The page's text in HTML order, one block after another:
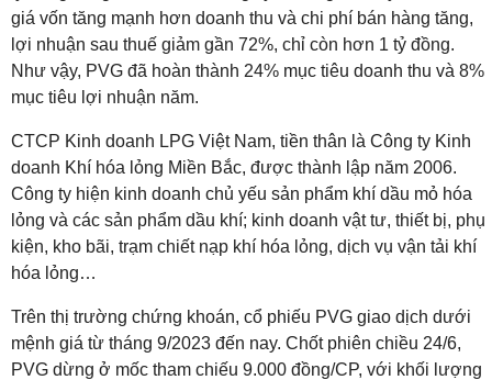
giá vốn tăng mạnh hơn doanh thu và chi phí bán hàng tăng,
lợi nhuận sau thuế giảm gần 72%, chỉ còn hơn 1 tỷ đồng.
Như vậy, PVG đã hoàn thành 24% mục tiêu doanh thu và 8%
mục tiêu lợi nhuận năm.
CTCP Kinh doanh LPG Việt Nam, tiền thân là Công ty Kinh
doanh Khí hóa lỏng Miền Bắc, được thành lập năm 2006.
Công ty hiện kinh doanh chủ yếu sản phẩm khí dầu mỏ hóa
lỏng và các sản phẩm dầu khí; kinh doanh vật tư, thiết bị, phụ
kiện, kho bãi, trạm chiết nạp khí hóa lỏng, dịch vụ vận tải khí
hóa lỏng…
Trên thị trường chứng khoán, cổ phiếu PVG giao dịch dưới
mệnh giá từ tháng 9/2023 đến nay. Chốt phiên chiều 24/6,
PVG dừng ở mốc tham chiếu 9.000 đồng/CP, với khối lượng